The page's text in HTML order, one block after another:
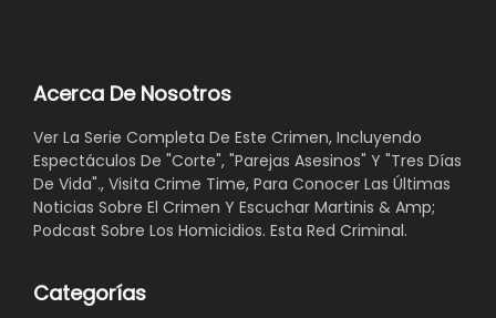
Acerca De Nosotros
Ver La Serie Completa De Este Crimen, Incluyendo
Espectáculos De "Corte", "Parejas Asesinos" Y "Tres Días
De Vida"., Visita Crime Time, Para Conocer Las Últimas
Noticias Sobre El Crimen Y Escuchar Martinis & Amp;
Podcast Sobre Los Homicidios. Esta Red Criminal.
Categorías